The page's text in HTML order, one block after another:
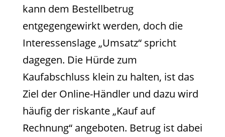
kann dem Bestellbetrug
entgegengewirkt werden, doch die
Interessenslage „Umsatz“ spricht
dagegen. Die Hürde zum
Kaufabschluss klein zu halten, ist das
Ziel der Online-Händler und dazu wird
häufig der riskante „Kauf auf
Rechnung“ angeboten. Betrug ist dabei